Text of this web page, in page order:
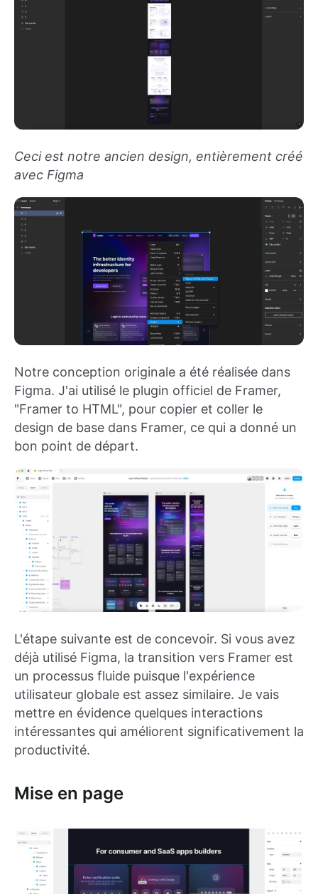
Ceci est notre ancien design, entièrement créé
avec Figma
Notre conception originale a été réalisée dans
Figma. J'ai utilisé le plugin officiel de Framer,
"Framer to HTML", pour copier et coller le
design de base dans Framer, ce qui a donné un
bon point de départ.
L'étape suivante est de concevoir. Si vous avez
déjà utilisé Figma, la transition vers Framer est
un processus fluide puisque l'expérience
utilisateur globale est assez similaire. Je vais
mettre en évidence quelques interactions
intéressantes qui améliorent significativement la
productivité.
Mise en page